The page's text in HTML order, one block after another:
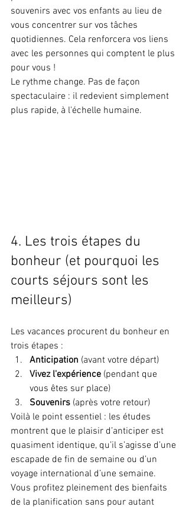
souvenirs avec vos enfants au lieu de
vous concentrer sur vos tâches
quotidiennes. Cela renforcera vos liens
avec les personnes qui comptent le plus
pour vous !
Le rythme change. Pas de façon
spectaculaire : il redevient simplement
plus rapide, à l'échelle humaine.
4. Les trois étapes du
bonheur (et pourquoi les
courts séjours sont les
meilleurs)
Les vacances procurent du bonheur en
trois étapes :
Anticipation (avant votre départ)
Vivez l'expérience (pendant que
vous êtes sur place)
Souvenirs (après votre retour)
Voilà le point essentiel : les études
montrent que le plaisir d’anticiper est
quasiment identique, qu’il s’agisse d’une
escapade de fin de semaine ou d’un
voyage international d’une semaine.
Vous profitez pleinement des bienfaits
de la planification sans pour autant